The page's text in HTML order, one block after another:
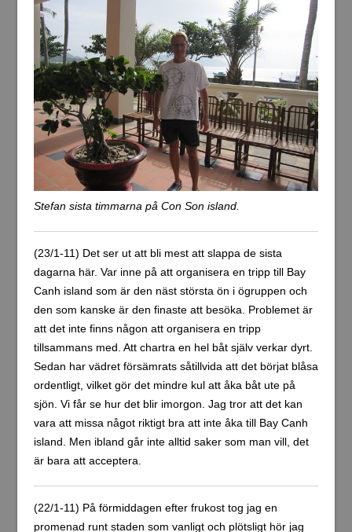
Stefan sista timmarna på Con Son island.
(23/1-11) Det ser ut att bli mest att slappa de sista
dagarna här. Var inne på att organisera en tripp till Bay
Canh island som är den näst största ön i ögruppen och
den som kanske är den finaste att besöka. Problemet är
att det inte finns någon att organisera en tripp
tillsammans med. Att chartra en hel båt själv verkar dyrt.
Sedan har vädret försämrats såtillvida att det börjat blåsa
ordentligt, vilket gör det mindre kul att åka båt ute på
sjön. Vi får se hur det blir imorgon. Jag tror att det kan
vara att missa något riktigt bra att inte åka till Bay Canh
island. Men ibland går inte alltid saker som man vill, det
är bara att acceptera.
(22/1-11) På förmiddagen efter frukost tog jag en
promenad runt staden som vanligt och plötsligt hör jag